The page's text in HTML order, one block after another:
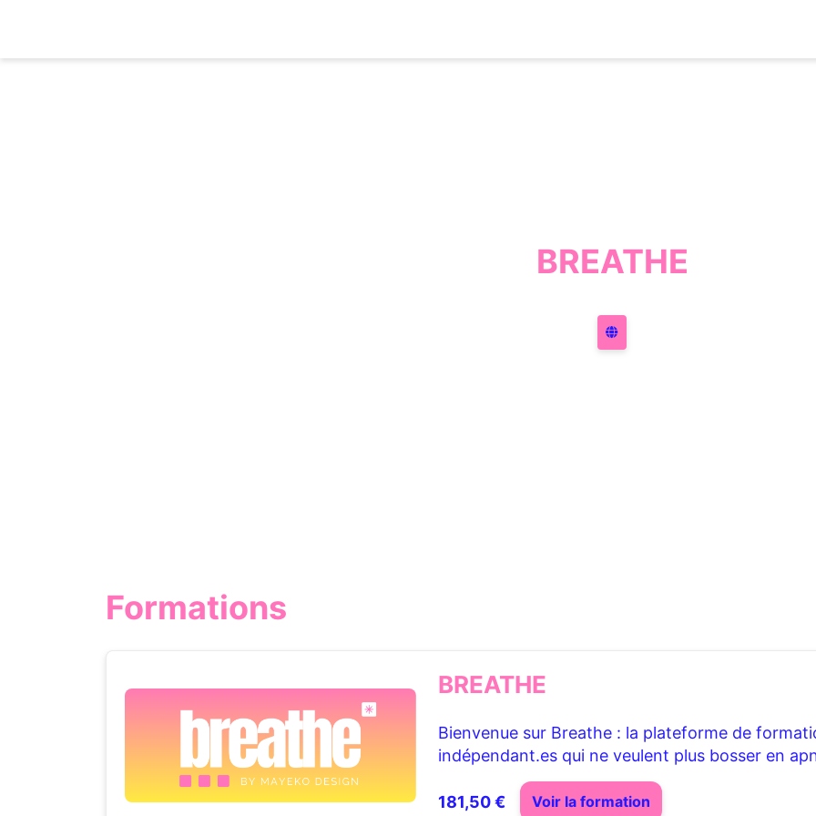
BREATHE
Formations
BREATHE
Bienvenue sur Breathe : la plateforme de
indépendant.es qui ne veulent plus bosser en
181,50 € Voir la formation